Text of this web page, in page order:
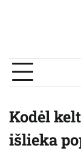
Kodėl
išlieka